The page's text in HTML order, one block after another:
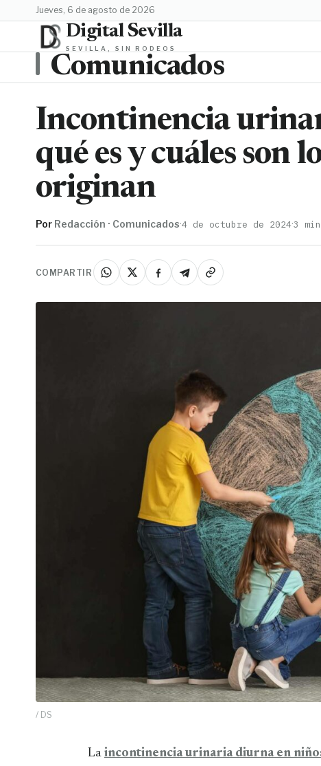
jueves, 6 de agosto de 2026
Digital Sevilla
SEVILLA, SIN RODEOS
Comunicados
Incontinencia
qué es y cuáles son
originan
Por Redacción · Comunicados·4 de octubre de 2024·3
COMPARTIR
/ DS
La incontinencia urinaria diurna en